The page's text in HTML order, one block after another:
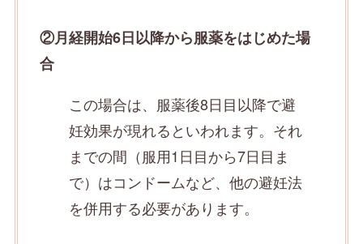
②月経開始6日以降から服薬をはじめた場
合
この場合は、服薬後8日目以降で避
妊効果が現れるといわれます。それ
までの間（服用1日目から7日目ま
で）はコンドームなど、他の避妊法
を併用する必要があります。